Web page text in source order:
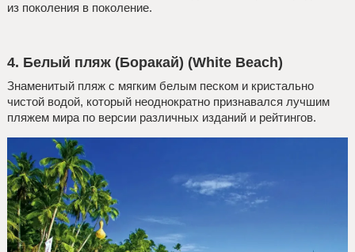
из поколения в поколение.
4. Белый пляж (Боракай) (White Beach)
Знаменитый пляж с мягким белым песком и кристально
чистой водой, который неоднократно признавался лучшим
пляжем мира по версии различных изданий и рейтингов.